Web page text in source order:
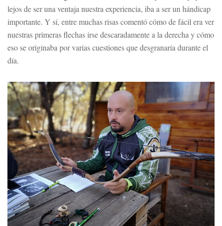
lejos de ser una ventaja nuestra experiencia, iba a ser un hándicap
importante. Y sí, entre muchas risas comentó cómo de fácil era ver
nuestras primeras flechas irse descaradamente a la derecha y cómo
eso se originaba por varias cuestiones que desgranaría durante el
día.